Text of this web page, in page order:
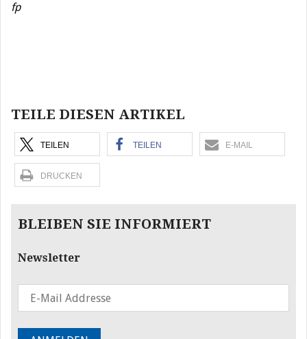
fp
TEILE DIESEN ARTIKEL
TEILEN TEILEN E-MAIL
DRUCKEN
BLEIBEN SIE INFORMIERT
Newsletter